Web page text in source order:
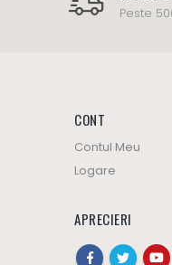
Peste
CONT
Contul Meu
Logare
APRECIERI